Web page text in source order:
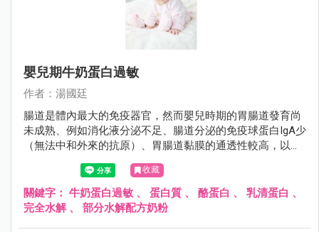
嬰兒期牛奶蛋白過敏
作者：湯國廷
腸道是體內最大的免疫器官，然而嬰兒時期的胃腸道發育尚
未成熟、例如消化液分泌不足、腸道分泌的免疫球蛋白IgA少
（無法中和外來的抗原）、胃腸道黏膜的通透性較高，以上
的種種因素造成外來的過敏原很容易透過腸黏膜進入人體，
誘發過敏反應。
收藏
關鍵字： 牛奶蛋白過敏 、 蛋白質 、 酪蛋白 、 乳清蛋白 、
完全水解、 部分水解配方奶粉